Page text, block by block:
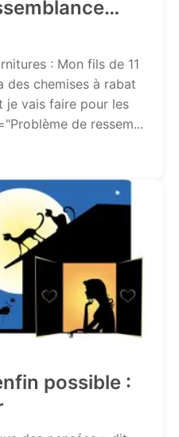
: Mon fils de 11
des chemises à rabat
je vais faire pour les
de ressem...
possible :